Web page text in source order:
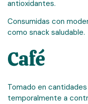
antioxidantes.
Consumidas con
como snack saludable.
Café
Tomado en
temporalmente a